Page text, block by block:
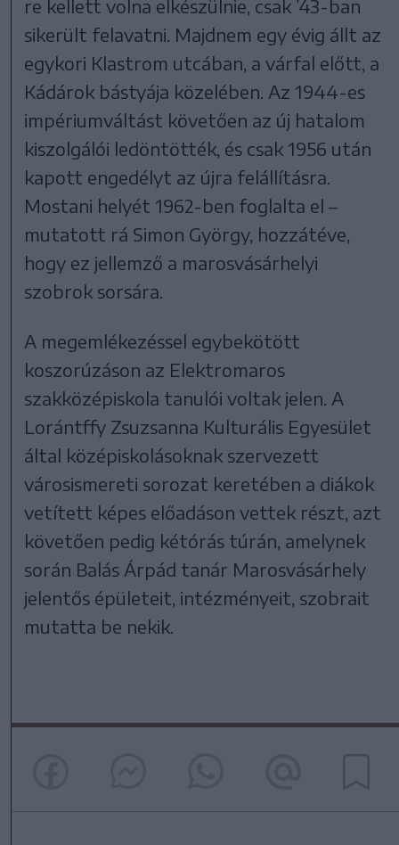
re kellett volna elkészülnie, csak ’43-ban
sikerült felavatni. Majdnem egy évig állt az
egykori Klastrom utcában, a várfal előtt, a
Kádárok bástyája közelében. Az 1944-es
impériumváltást követően az új hatalom
kiszolgálói ledöntötték, és csak 1956 után
kapott engedélyt az újra felállításra.
Mostani helyét 1962-ben foglalta el –
mutatott rá Simon György, hozzátéve,
hogy ez jellemző a marosvásárhelyi
szobrok sorsára.
A megemlékezéssel egybekötött
koszorúzáson az Elektromaros
szakközépiskola tanulói voltak jelen. A
Lorántffy Zsuzsanna Kulturális Egyesület
által középiskolásoknak szervezett
városismereti sorozat keretében a diákok
vetített képes előadáson vettek részt, azt
követően pedig kétórás túrán, amelynek
során Balás Árpád tanár Marosvásárhely
jelentős épületeit, intézményeit, szobrait
mutatta be nekik.